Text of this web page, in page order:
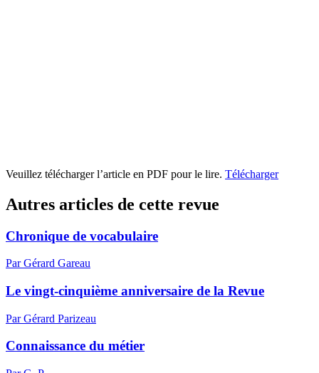
Veuillez télécharger l’article en PDF pour le lire. Télécharger
Autres articles de cette revue
Chronique de vocabulaire
Par Gérard Gareau
Le vingt-cinquième anniversaire de la Revue
Par Gérard Parizeau
Connaissance du métier